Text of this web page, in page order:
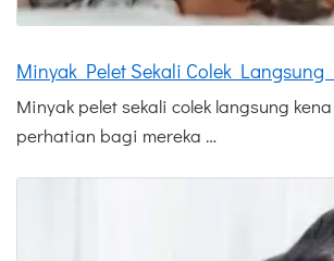
Minyak Pelet Sekali Colek Langsung
Minyak pelet sekali colek langsung
perhatian bagi mereka …